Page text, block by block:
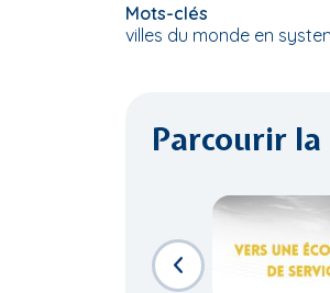
Mots-clés
villes du monde en
Parcourir